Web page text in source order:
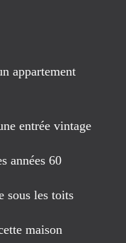
appartement
entrée vintage
années 60
sous les toits
maison